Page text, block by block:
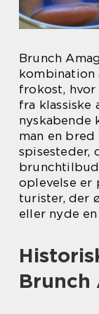
Brunch
frokost,
fra
nyskabende
man en
spisesteder,
oplevelse
turister, der
eller nyde
Brunch